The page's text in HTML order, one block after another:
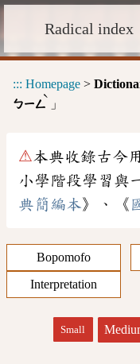
Radical index
::: Homepage >
ㄅㄧㄥ
ˋ
」
⚠本典收錄古今
小學階段學習與
典簡編本》、《
Bopomofo
Interpretation
Small